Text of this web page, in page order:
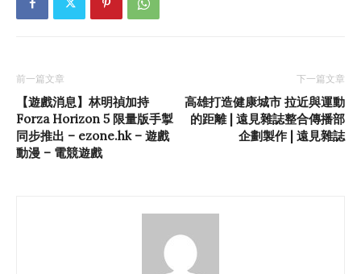
前一篇文章
【遊戲消息】林明禎加持
Forza Horizon 5 限量版手掣
同步推出 – ezone.hk – 遊戲
動漫 – 電競遊戲
下一篇文章
高雄打造健康城市 拉近與運動
的距離 | 遠見雜誌整合傳播部
企劃製作 | 遠見雜誌